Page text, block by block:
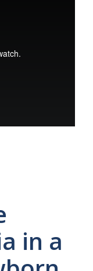
in a